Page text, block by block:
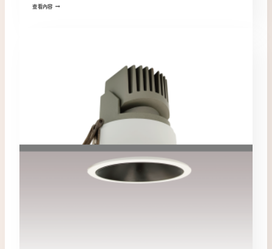
查看內容